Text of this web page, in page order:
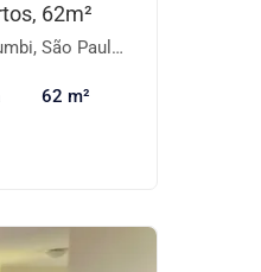
62m²
São Paulo-SP
62 m²